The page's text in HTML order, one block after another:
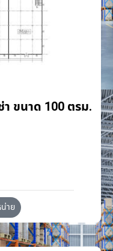
า ขนาด 100 ตรม.
าย